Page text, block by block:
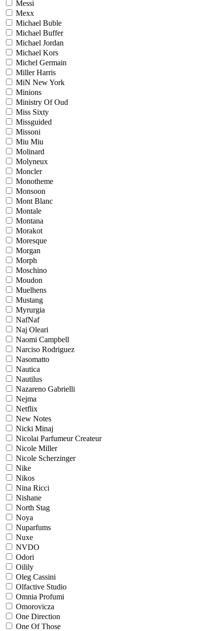
Messi
Mexx
Michael Buble
Michael Buffer
Michael Jordan
Michael Kors
Michel Germain
Miller Harris
MiN New York
Minions
Ministry Of Oud
Miss Sixty
Missguided
Missoni
Miu Miu
Molinard
Molyneux
Moncler
Monotheme
Monsoon
Mont Blanc
Montale
Montana
Morakot
Moresque
Morgan
Morph
Moschino
Moudon
Muelhens
Mustang
Myrurgia
NafNaf
Naj Oleari
Naomi Campbell
Narciso Rodriguez
Nasomatto
Nautica
Nautilus
Nazareno Gabrielli
Nejma
Netflix
New Notes
Nicki Minaj
Nicolai Parfumeur Createur
Nicole Miller
Nicole Scherzinger
Nike
Nikos
Nina Ricci
Nishane
North Stag
Noya
Nuparfums
Nuxe
NVDO
Odori
Oilily
Oleg Cassini
Olfactive Studio
Omnia Profumi
Omorovicza
One Direction
One Of Those